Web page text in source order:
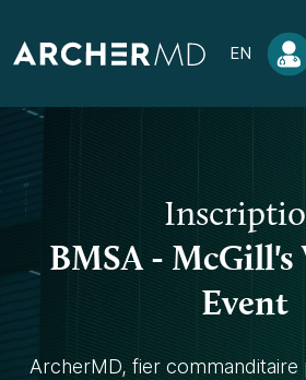
EN
BMSA - McGill's
Event
ArcherMD, fier